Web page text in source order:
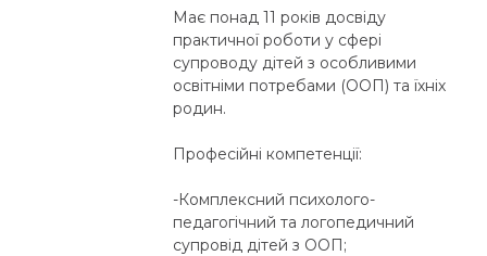
Має понад 11 років досвіду
практичної роботи у сфері
супроводу дітей з особливими
освітніми потребами (ООП) та їхніх
родин.
​Професійні компетенції:
​-Комплексний психолого-
педагогічний та логопедичний
супровід дітей з ООП;